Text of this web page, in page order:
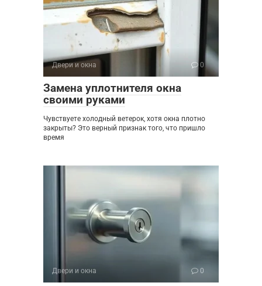
Двери и окна 0
Замена уплотнителя окна
своими руками
Чувствуете холодный ветерок, хотя окна плотно
закрыты? Это верный признак того, что пришло
время
Двери и окна 0